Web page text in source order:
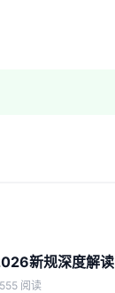
新规深度解读
阅读